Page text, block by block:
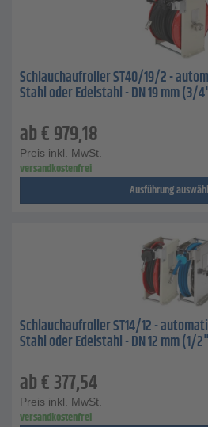
Schlauchaufroller ST40/19/2 -
Stahl oder Edelstahl - DN 19 mm (3/
ab€979,18
Preis inkl. MwSt.
versandkostenfrei
Ausführung
Schlauchaufroller ST14/12 -
Stahl oder Edelstahl - DN 12 mm (1/
ab€377,54
Preis inkl. MwSt.
versandkostenfrei